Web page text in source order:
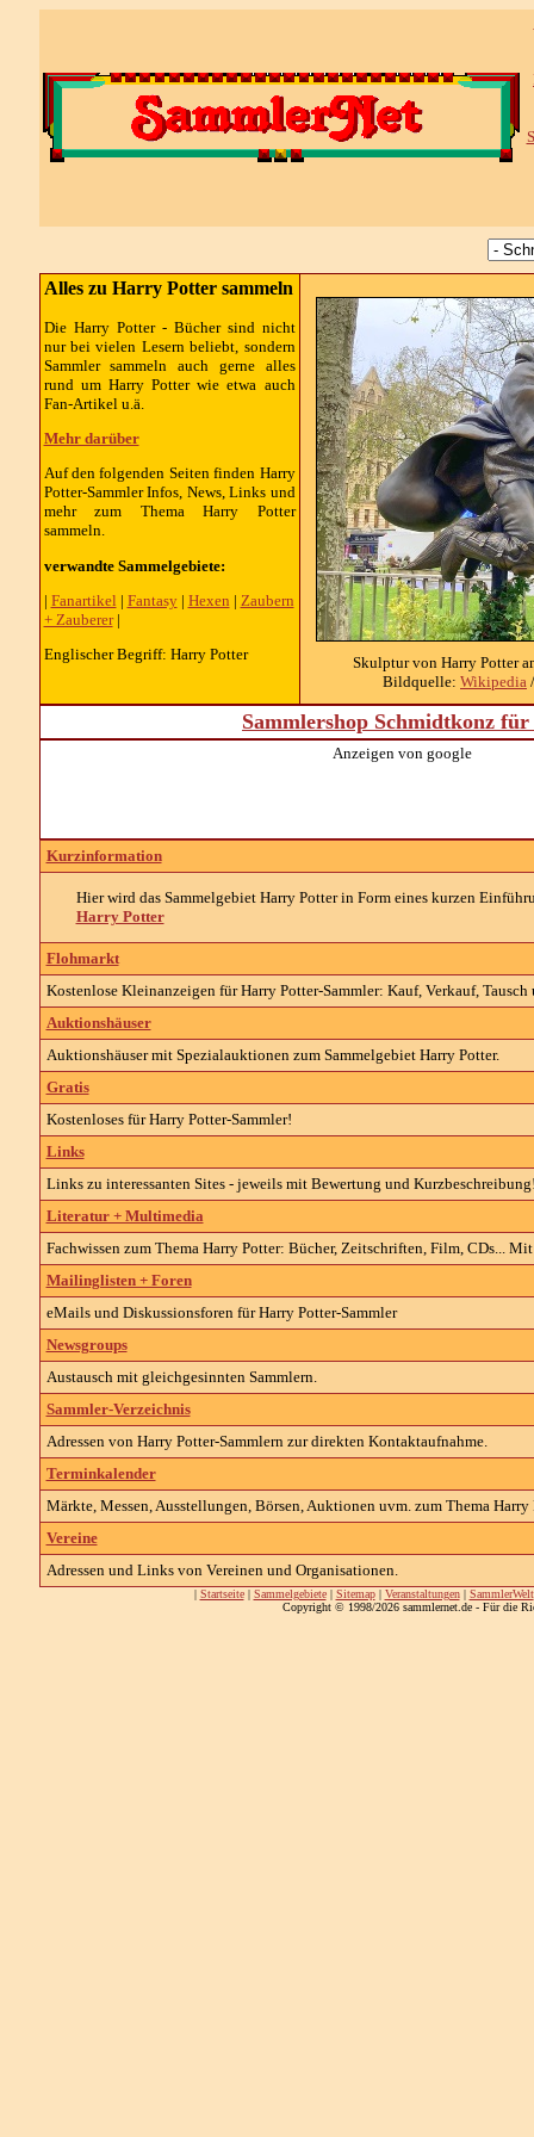
Alles zu Harry Potter sammeln
Die Harry Potter - Bücher sind nicht
nur bei vielen Lesern beliebt, sondern
Sammler sammeln auch gerne alles
rund um Harry Potter wie etwa auch
Fan-Artikel u.ä.
Mehr darüber
Auf den folgenden Seiten finden Harry
Potter-Sammler Infos, News, Links und
mehr zum Thema Harry Potter
sammeln.
verwandte Sammelgebiete:
| Fanartikel | Fantasy| Hexen | Zaubern
+ Zauberer|
Englischer Begriff: Harry Potter
Skulptur von Harry Potter
Bildquelle: Wikipedia
Sammlershop Schmidtkonz
Anzeigen von google
Kurzinformation
Hier wird das Sammelgebiet Harry Potter in Form eines kurzen
Harry Potter
Flohmarkt
Kostenlose Kleinanzeigen für Harry Potter-Sammler: Kauf, Verkauf, Tausch
Auktionshäuser
Auktionshäuser mit Spezialauktionen zum Sammelgebiet Harry Potter.
Gratis
Kostenloses für Harry Potter-Sammler!
Links
Links zu interessanten Sites - jeweils mit Bewertung und
Literatur + Multimedia
Fachwissen zum Thema Harry Potter: Bücher, Zeitschriften, Film, CDs...
Mailinglisten + Foren
eMails und Diskussionsforen für Harry Potter-Sammler
Newsgroups
Austausch mit gleichgesinnten Sammlern.
Sammler-Verzeichnis
Adressen von Harry Potter-Sammlern zur direkten Kontaktaufnahme.
Terminkalender
Märkte, Messen, Ausstellungen, Börsen, Auktionen uvm. zum Thema Harry
Vereine
Adressen und Links von Vereinen und Organisationen.
| Startseite| Sammelgebiete| Sitemap| Veranstaltungen| SammlerWelt
Copyright © 1998/2026 sammlernet.de - Für die